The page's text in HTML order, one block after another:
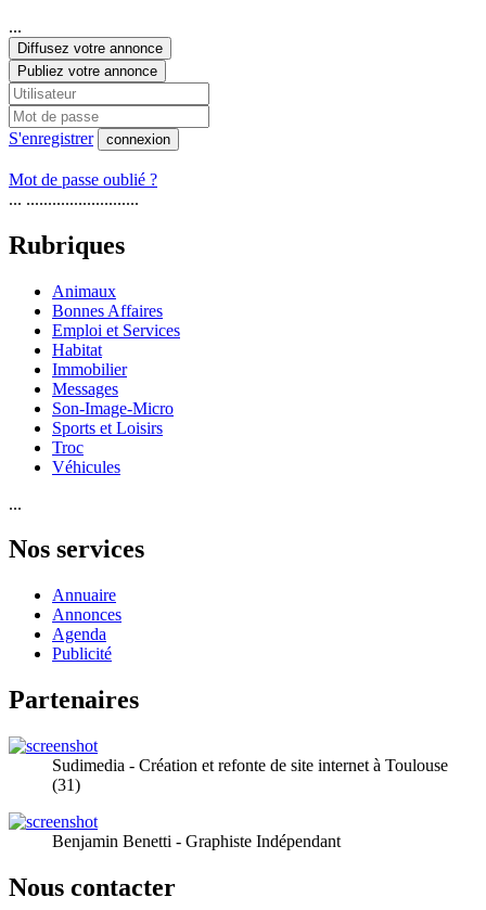
...
Diffusez votre annonce
Publiez votre annonce
S'enregistrer connexion
Mot de passe oublié ?
... ..........................
Rubriques
Animaux
Bonnes Affaires
Emploi et Services
Habitat
Immobilier
Messages
Son-Image-Micro
Sports et Loisirs
Troc
Véhicules
...
Nos services
Annuaire
Annonces
Agenda
Publicité
Partenaires
Sudimedia - Création et refonte de site internet à Toulouse
(31)
Benjamin Benetti - Graphiste Indépendant
Nous contacter